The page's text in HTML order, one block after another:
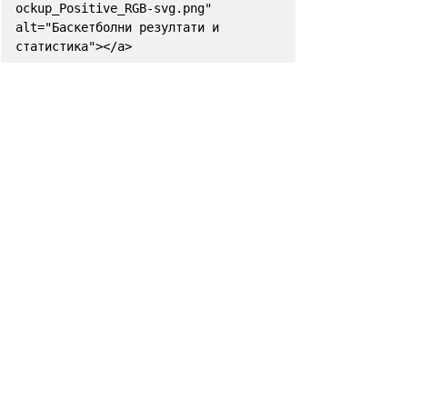
ockup_Positive_RGB-svg.png"
alt="Баскетболни резултати и
статистика"></a>